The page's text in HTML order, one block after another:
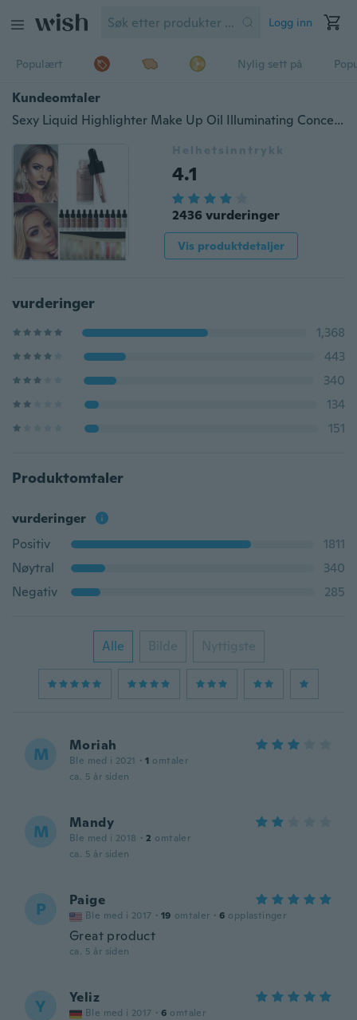
Logg inn
Populært Nylig sett på
Kundeomtaler
Sexy Liquid Highlighter Make Up Oil Illuminating Concealer Shimmer & Shine Face Glow Ultrakonsentrert bronsedråper, essens oljefri Highlight Serum + Primer
Helhetsinntrykk
4.1
2436 vurderinger
Vis produktdetaljer
vurderinger
1,368
443
340
134
151
Produktomtaler
vurderinger
Positiv
1811
Nøytral
340
Negativ
285
Alle Bilde Nyttigste
M Moriah
Ble med i 2021 · 1 omtaler
ca. 5 år siden
M Mandy
Ble med i 2018 · 2 omtaler
ca. 5 år siden
P Paige
Ble med i 2017 · 19 omtaler · 6 opplastinger
Great product
ca. 5 år siden
Y Yeliz
Ble med i 2017 · 6 omtaler